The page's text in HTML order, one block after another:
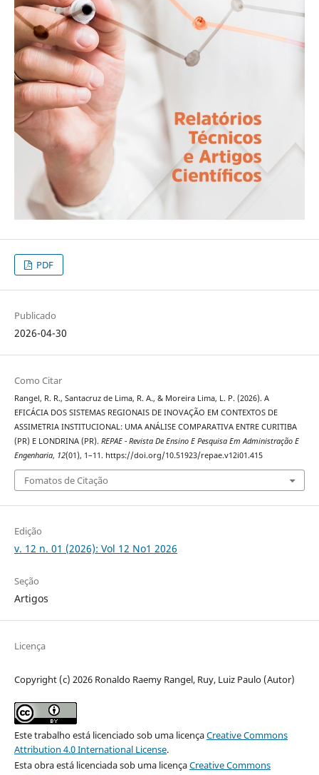
PDF
Publicado
2026-04-30
Como Citar
Rangel, R. R., Santacruz de Lima, R. A., & Moreira Lima, L. P. (2026). A
EFICÁCIA DOS SISTEMAS REGIONAIS DE INOVAÇÃO EM CONTEXTOS DE
ASSIMETRIA INSTITUCIONAL: UMA ANÁLISE COMPARATIVA ENTRE CURITIBA
(PR) E LONDRINA (PR). REPAE - Revista De Ensino E Pesquisa Em Administração E
Engenharia, 12(01), 1–11. https://doi.org/10.51923/repae.v12i01.415
Fomatos de Citação
Edição
v. 12 n. 01 (2026): Vol 12 No1 2026
Seção
Artigos
Licença
Copyright (c) 2026 Ronaldo Raemy Rangel, Ruy, Luiz Paulo (Autor)
Este trabalho está licenciado sob uma licençaCreative Commons
Attribution 4.0 International License.
Esta obra está licenciada sob uma licençaCreative Commons